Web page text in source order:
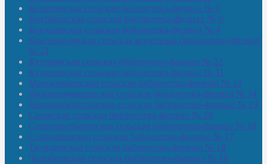
Кельтеевская сельская библиотека-филиал № 8
Киебаковская сельская библиотека-филиал № 9
Кокушевская сельская библиотека-филиал № 4
Краснохолмская сельская модельная библиотека-филиал
№ 21
Кутеремская сельская библиотека-филиал № 22
Кучашевская сельская библиотека-филиал № 11
Малокачаковская сельская библиотека-филиал № 12
Нижнекачмашевская сельская библиотека-филиал № 14
Новокильбахтинская сельская библиотека-филиал № 19
Сазовская сельская библиотека-филиал № 20
Староорьебашевская сельская библиотека-филиал № 16
Старояшевская сельская библиотека-филиал № 17
Тюльдинская сельская библиотека-филиал № 18
Чилибеевская сельская библиотека-филиал № 10